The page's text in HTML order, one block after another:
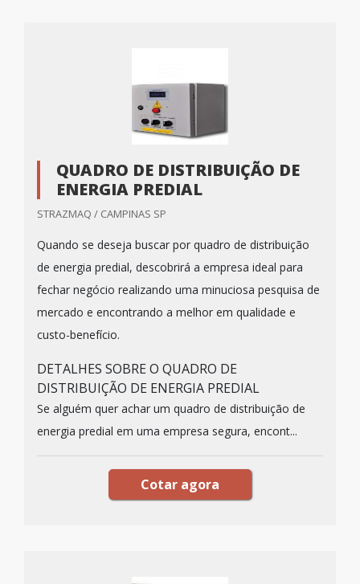
QUADRO DE DISTRIBUIÇÃO DE
ENERGIA PREDIAL
STRAZMAQ / CAMPINAS SP
Quando se deseja buscar por quadro de distribuição
de energia predial, descobrirá a empresa ideal para
fechar negócio realizando uma minuciosa pesquisa de
mercado e encontrando a melhor em qualidade e
custo-benefício.
DETALHES SOBRE O QUADRO DE
DISTRIBUIÇÃO DE ENERGIA PREDIAL
Se alguém quer achar um quadro de distribuição de
energia predial em uma empresa segura, encont...
Cotar agora